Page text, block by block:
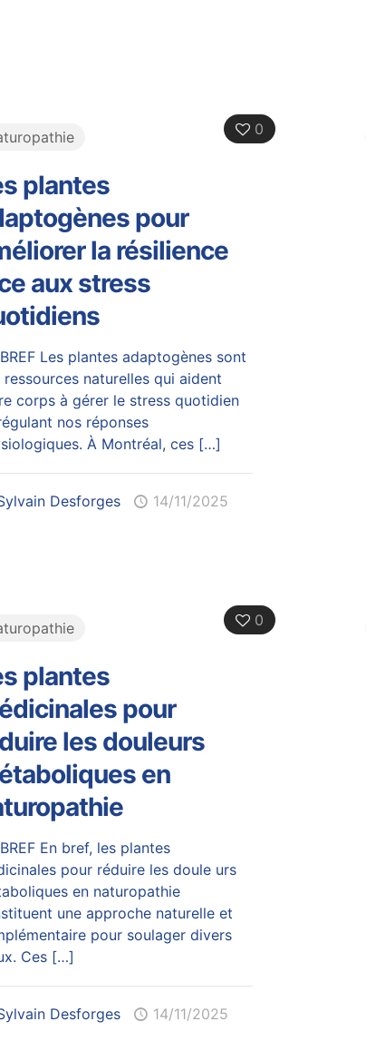
0
plantes
pour
la résilience
aux stress
Les plantes adaptogènes sont
ressources naturelles qui aident
corps à gérer le stress quotidien
nos réponses
À Montréal, ces[…]
Desforges 14/11/2025
0
plantes
pour
les douleurs
en
En bref, les plantes
pour réduire les doule urs
en naturopathie
une approche naturelle et
pour soulager divers
Ces[…]
Desforges 14/11/2025